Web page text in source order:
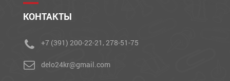
КОНТАКТЫ
+7 (391) 200-22-21, 278-51-75
delo24kr@gmail.com